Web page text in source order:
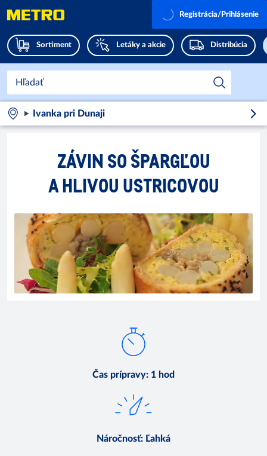
Sortiment Letáky a akcie Distribúcia
Registrácia/Prihlásenie
Ivanka pri Dunaji
ZÁVIN SO ŠPARGĽOU
A HLIVOU USTRICOVOU
Čas prípravy: 1 hod
Náročnosť: Ľahká